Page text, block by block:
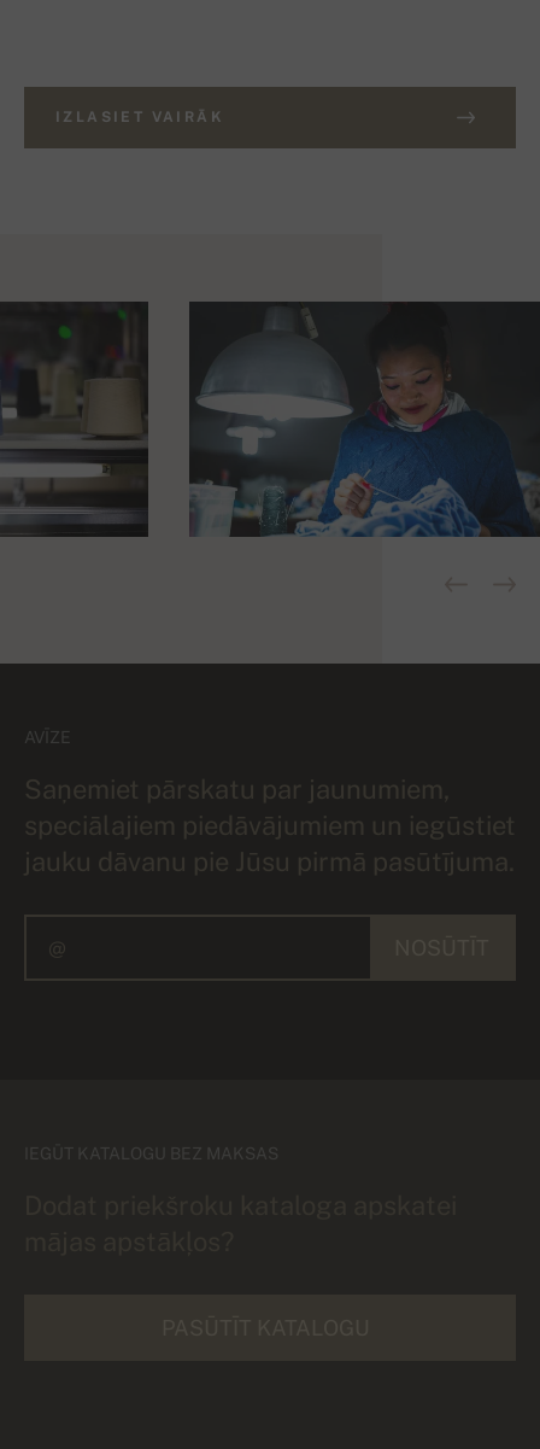
IZLASIET VAIRĀK
AVĪZE
Saņemiet pārskatu par jaunumiem,
speciālajiem piedāvājumiem un iegūstiet
jauku dāvanu pie Jūsu pirmā pasūtījuma.
IEGŪT KATALOGU BEZ MAKSAS